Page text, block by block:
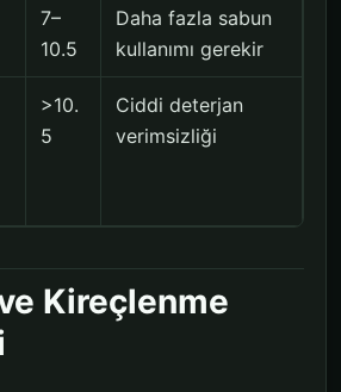
7–
10.5
Daha fazla sabun
kullanımı gerekir
>10.
5
Ciddi deterjan
verimsizliği
Kireçlenme